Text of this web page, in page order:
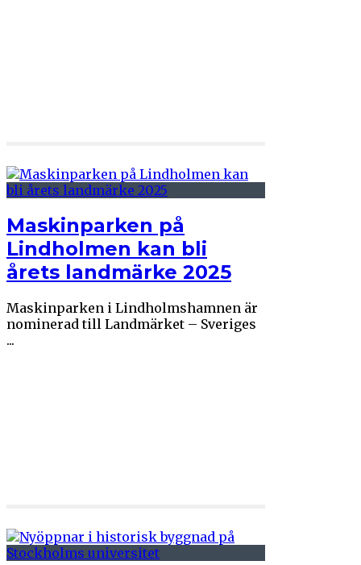
Maskinparken på
Lindholmen kan bli
årets landmärke 2025
Maskinparken i Lindholmshamnen är
nominerad till Landmärket – Sveriges
...